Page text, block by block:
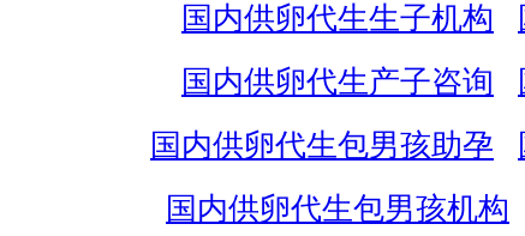
国内供卵代生生子机构
国内供卵代生产子咨询
国内供卵代生包男孩助孕
国内供卵代生包男孩机构